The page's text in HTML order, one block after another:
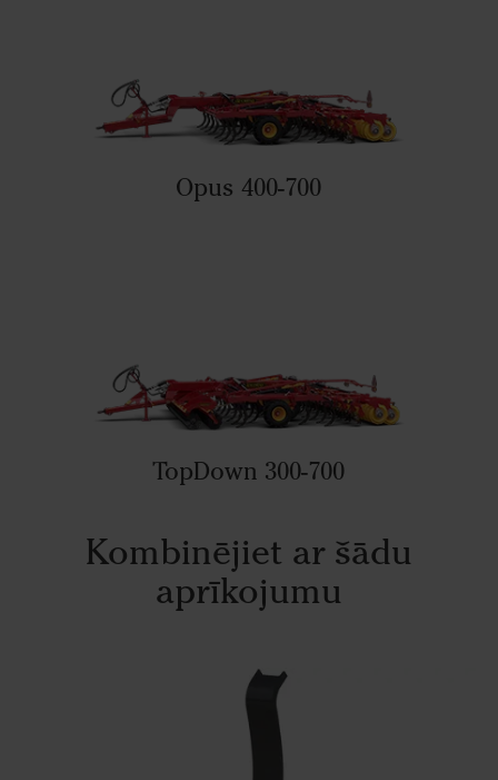
Opus 400-700
TopDown 300-700
Kombinējiet ar šādu
aprīkojumu